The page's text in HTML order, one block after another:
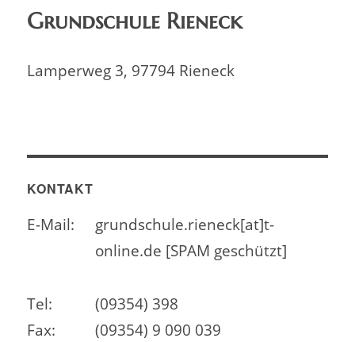
Grundschule Rieneck
Lamperweg 3, 97794 Rieneck
KONTAKT
E-Mail:
grundschule.rieneck[at]t-
online.de [SPAM geschützt]
Tel:
(09354) 398
Fax:
(09354) 9 090 039